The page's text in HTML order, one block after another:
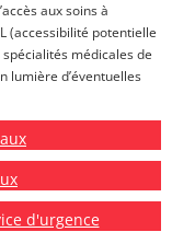
aux soins à
(accessibilité potentielle
médicales de
lumière d’éventuelles
d'urgence